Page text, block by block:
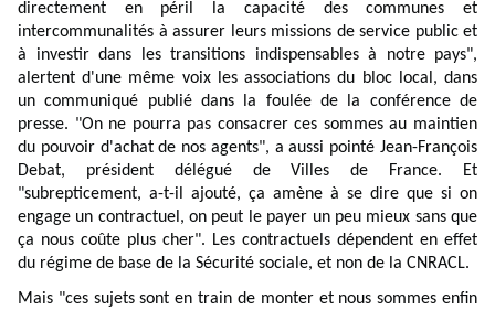
directement en péril la capacité des communes et
intercommunalités à assurer leurs missions de service public et
à investir dans les transitions indispensables à notre pays",
alertent d'une même voix les associations du bloc local, dans
uncommuniqué publié dans la foulée de la conférence de
presse. "On ne pourra pas consacrer ces sommes au maintien
du pouvoir d'achat de nos agents", a aussi pointé Jean-François
Debat, président délégué de Villes de France. Et
"subrepticement, a-t-il ajouté, ça amène à se dire que si on
engage un contractuel, on peut le payer un peu mieux sans que
ça nous coûte plus cher". Les contractuels dépendent en effet
du régime de base de la Sécurité sociale, et non de la CNRACL.
Mais "ces sujets sont en train de monter et nous sommes enfin